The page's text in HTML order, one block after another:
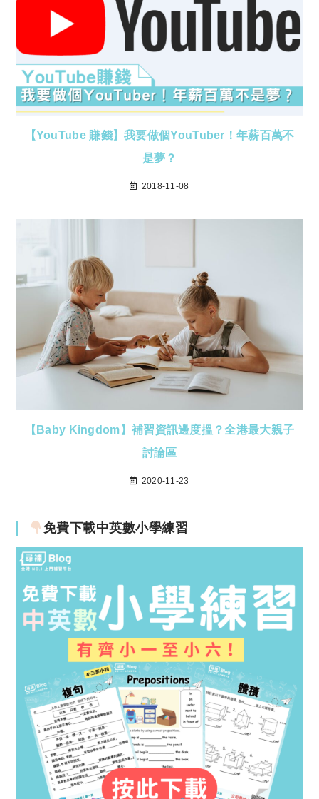
【YouTube 賺錢】我要做個YouTuber！年薪百萬不
是夢？
2018-11-08
【Baby Kingdom】補習資訊邊度搵？全港最大親子
討論區
2020-11-23
免費下載中英數小學練習